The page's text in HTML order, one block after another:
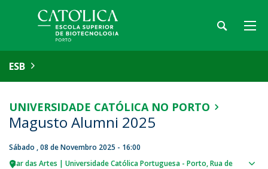
ESB
UNIVERSIDADE CATÓLICA NO PORTO
Magusto Alumni 2025
Sábado , 08 de Novembro 2025 - 16:00
Bar das Artes | Universidade Católica Portuguesa - Porto Rua de